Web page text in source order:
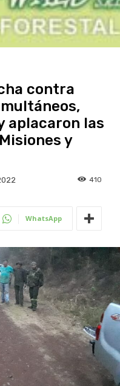
contra
aplacaron las
y
410
WhatsApp